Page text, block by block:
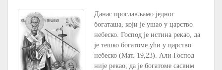
Данас прослављамо једног
богаташа, који је ушао у царство
небеско. Господ је истина рекао, да
је тешко богатоме ући у царство
небеско (Мат. 19,23). Али Господ
није рекао, да је богатоме сасвим